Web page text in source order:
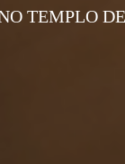
TEMPLO